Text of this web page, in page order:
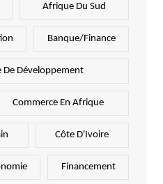
Afrique Du Sud
Banque/Finance
De Développement
Commerce En Afrique
Côte D'Ivoire
Financement